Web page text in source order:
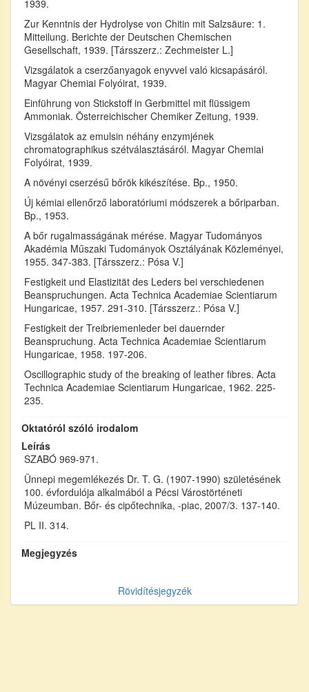
1939.
Zur Kenntnis der Hydrolyse von Chitin mit Salzsäure: 1.
Mitteilung. Berichte der Deutschen Chemischen
Gesellschaft, 1939. [Társszerz.: Zechmeister L.]
Vizsgálatok a cserzőanyagok enyvvel való kicsapásáról.
Magyar Chemiai Folyóirat, 1939.
Einführung von Stickstoff in Gerbmittel mit flüssigem
Ammoniak. Österreichischer Chemiker Zeitung, 1939.
Vizsgálatok az emulsin néhány enzymjének
chromatographikus szétválasztásáról. Magyar Chemiai
Folyóirat, 1939.
A növényi cserzésű bőrök kikészítése. Bp., 1950.
Új kémiai ellenőrző laboratóriumi módszerek a bőriparban.
Bp., 1953.
A bőr rugalmasságának mérése. Magyar Tudományos
Akadémia Műszaki Tudományok Osztályának Közleményei,
1955. 347-383. [Társszerz.: Pósa V.]
Festigkeit und Elastizität des Leders bei verschiedenen
Beanspruchungen. Acta Technica Academiae Scientiarum
Hungaricae, 1957. 291-310. [Társszerz.: Pósa V.]
Festigkeit der Treibriemenleder bei dauernder
Beanspruchung. Acta Technica Academiae Scientiarum
Hungaricae, 1958. 197-206.
Oscillographic study of the breaking of leather fibres. Acta
Technica Academiae Scientiarum Hungaricae, 1962. 225-
235.
Oktatóról szóló irodalom
Leírás
SZABÓ 969-971.
Ünnepi megemlékezés Dr. T. G. (1907-1990) születésének
100. évfordulója alkalmából a Pécsi Várostörténeti
Múzeumban. Bőr- és cipőtechnika, -piac, 2007/3. 137-140.
PL II. 314.
Megjegyzés
Rövidítésjegyzék